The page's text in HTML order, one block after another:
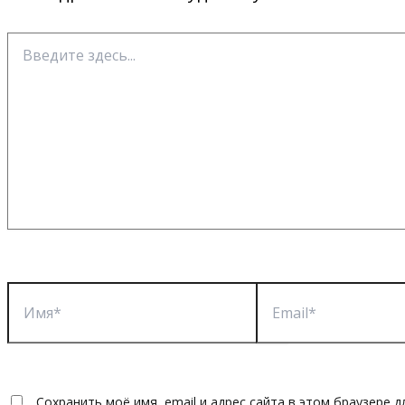
здесь...
Имя* Email*